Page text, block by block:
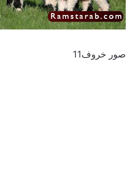
صور خروف11